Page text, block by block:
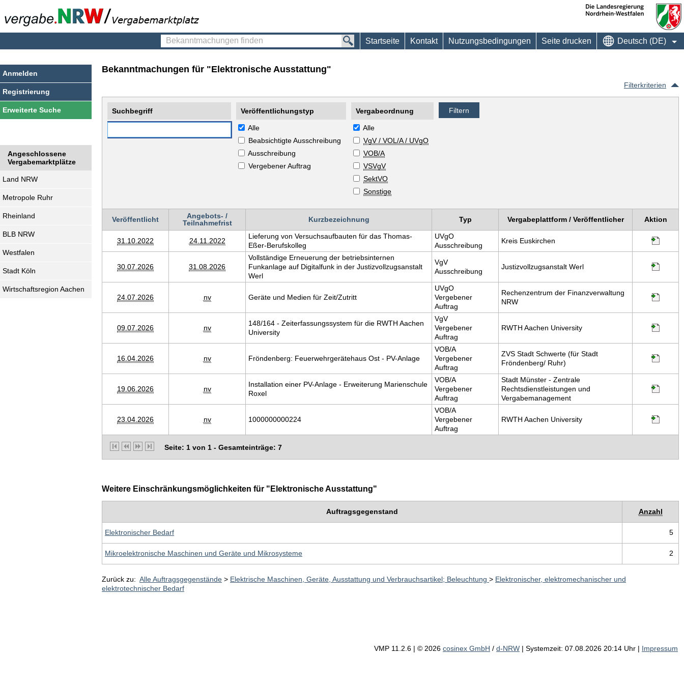
Bekanntmachungen
Startseite Kontakt Nutzungsbedingungen Seite drucken Deutsch (DE)
Anmelden
Registrierung
Erweiterte Suche
Angeschlossene
Vergabemarktplätze
Land NRW
Metropole Ruhr
Rheinland
BLB NRW
Westfalen
Stadt Köln
Wirtschaftsregion Aachen
Bekanntmachungen für "Elektronische Ausstattung"
Filterkriterien
Suchbegriff Veröffentlichungstyp
Alle
Beabsichtigte Ausschreibung
Ausschreibung
Vergebener Auftrag
Vergabeordnung
Alle
VgV / VOL/A / UVgO
VOB/A
VSVgV
SektVO
Sonstige
Veröffentlicht
Angebots- /
Teilnahmefrist
Kurzbezeichnung Typ Vergabeplattform / Veröffentlicher Aktion
31.10.2022 24.11.2022
Lieferung von Versuchsaufbauten für das Thomas-
Eßer-Berufskolleg
UVgO
Ausschreibung
Kreis Euskirchen
30.07.2026 31.08.2026
Vollständige Erneuerung der betriebsinternen
Funkanlage auf Digitalfunk in der Justizvollzugsanstalt
Werl
VgV
Ausschreibung
Justizvollzugsanstalt Werl
24.07.2026 nv Geräte und Medien für Zeit/Zutritt
UVgO
Vergebener
Auftrag
Rechenzentrum der Finanzverwaltung
NRW
09.07.2026 nv
148/164 - Zeiterfassungssystem für die RWTH Aachen
University
VgV
Vergebener
Auftrag
RWTH Aachen University
16.04.2026 nv Fröndenberg: Feuerwehrgerätehaus Ost - PV-Anlage
VOB/A
Vergebener
Auftrag
ZVS Stadt Schwerte (für Stadt
Fröndenberg/ Ruhr)
19.06.2026 nv
Installation einer PV-Anlage - Erweiterung Marienschule
Roxel
VOB/A
Vergebener
Auftrag
Stadt Münster - Zentrale
Rechtsdienstleistungen und
Vergabemanagement
23.04.2026 nv 1000000000224
VOB/A
Vergebener
Auftrag
RWTH Aachen University
Seite: 1 von 1 - Gesamteinträge: 7
Weitere Einschränkungsmöglichkeiten für "Elektronische Ausstattung"
Auftragsgegenstand Anzahl
Elektronischer Bedarf 5
Mikroelektronische Maschinen und Geräte und Mikrosysteme 2
Zurück zu: Alle Auftragsgegenstände > Elektrische Maschinen, Geräte, Ausstattung und Verbrauchsartikel; Beleuchtung > Elektronischer, elektromechanischer und
elektrotechnischer Bedarf
VMP 11.2.6 | © 2026 cosinex GmbH / d-NRW | Systemzeit: 07.08.2026 20:14 Uhr | Impressum